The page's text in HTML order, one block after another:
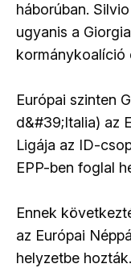
háborúban.
ugyanis a
kormánykoalíció
Európai szinten
d&#39;Italia) az
Ligája az ID-
EPP-ben foglal
Ennek
az Európai
helyzetbe